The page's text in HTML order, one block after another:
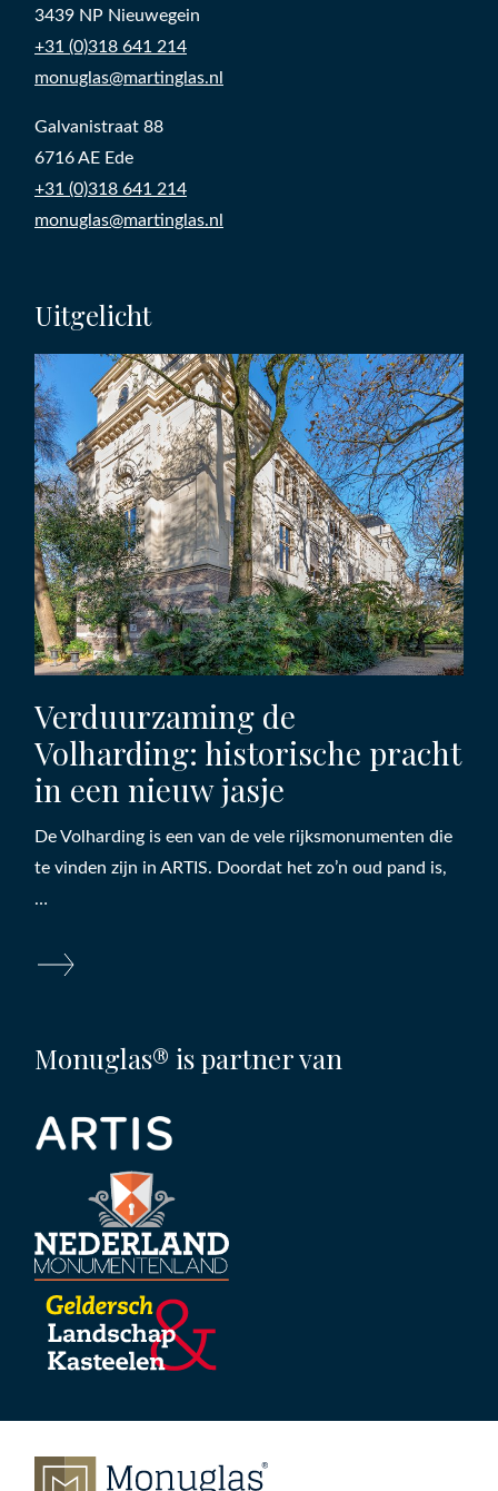
3439 NP Nieuwegein
+31 (0)318 641 214
monuglas@martinglas.nl
Galvanistraat 88
6716 AE Ede
+31 (0)318 641 214
monuglas@martinglas.nl
Uitgelicht
Verduurzaming de
Volharding: historische pracht
in een nieuw jasje
De Volharding is een van de vele rijksmonumenten die
te vinden zijn in ARTIS. Doordat het zo’n oud pand is,
…
Monuglas® is partner van